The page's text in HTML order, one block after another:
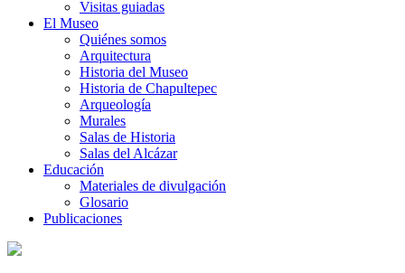
Visitas guiadas
El Museo
Quiénes somos
Arquitectura
Historia del Museo
Historia de Chapultepec
Arqueología
Murales
Salas de Historia
Salas del Alcázar
Educación
Materiales de divulgación
Glosario
Publicaciones